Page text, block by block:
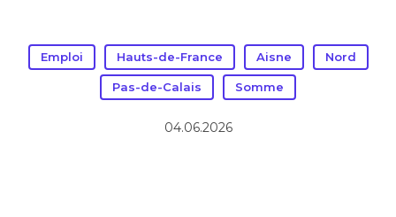
Emploi Hauts-de-France Aisne Nord
Pas-de-Calais Somme
04.06.2026